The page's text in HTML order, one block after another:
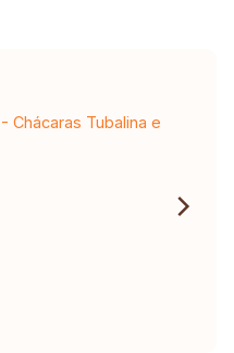
Chácaras Tubalina e